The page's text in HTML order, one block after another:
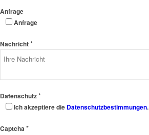
Anfrage
Anfrage
Nachricht*
Datenschutz*
Ich akzeptiere die Datenschutzbestimmungen.
Captcha *